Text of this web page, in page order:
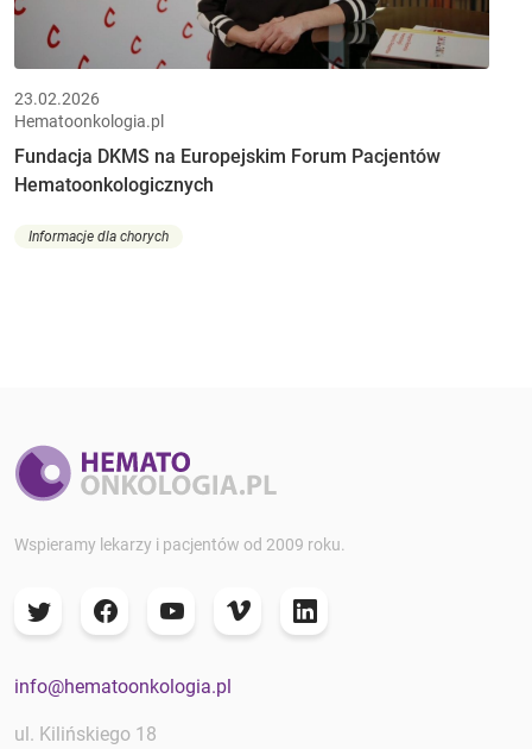
23.02.2026
Hematoonkologia.pl
Fundacja DKMS na Europejskim Forum Pacjentów
Hematoonkologicznych
Informacje dla chorych
Wspieramy lekarzy i pacjentów od 2009 roku.
info@hematoonkologia.pl
ul. Kilińskiego 18